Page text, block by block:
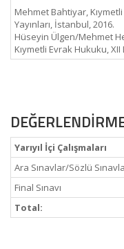
Mehmet Bahtiyar,
Yayınları, İstanbul, 2016.
Hüseyin Ülgen/Mehmet
Kıymetli Evrak Hukuku, XII
Yarıyıl İçi Çalışmaları
Ara Sınavlar/Sözlü
Final Sınavı
Total: